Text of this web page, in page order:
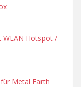
WLAN Hotspot /
Metal Earth